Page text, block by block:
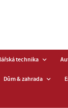
technika
Dům & zahrada